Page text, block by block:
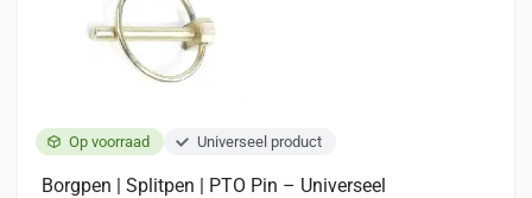
Op voorraad Universeel product
Borgpen | Splitpen | PTO Pin – Universeel